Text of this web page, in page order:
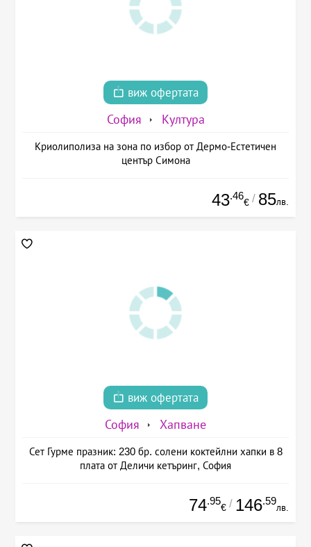
виж офертата
София Култура
Криолиполиза на зона по избор от Дермо-Естетичен
център Симона
43.46
€ / 85лв.
виж офертата
София Хапване
Сет Гурме празник: 230 бр. солени коктейлни хапки в 8
плата от Деличи кетъринг, София
74.95
€ / 146.59
лв.